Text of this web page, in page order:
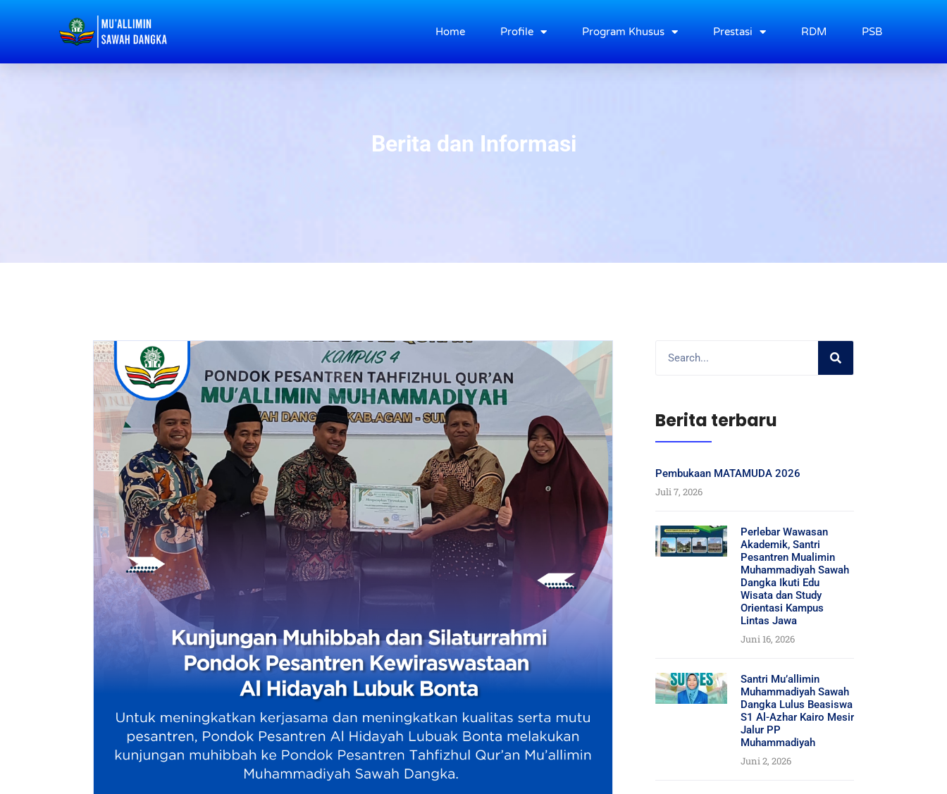
Home Profile Program Khusus Prestasi RDM PSB
Berita dan Informasi
Berita terbaru
Pembukaan MATAMUDA 2026
Juli 7, 2026
Perlebar Wawasan
Akademik, Santri
Pesantren Mualimin
Muhammadiyah Sawah
Dangka Ikuti Edu
Wisata dan Study
Orientasi Kampus
Lintas Jawa
Juni 16, 2026
Santri Mu’allimin
Muhammadiyah Sawah
Dangka Lulus Beasiswa
S1 Al-Azhar Kairo Mesir
Jalur PP
Muhammadiyah
Juni 2, 2026